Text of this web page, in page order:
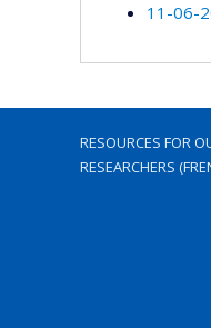
11-06-
RESOURCES FOR
RESEARCHERS